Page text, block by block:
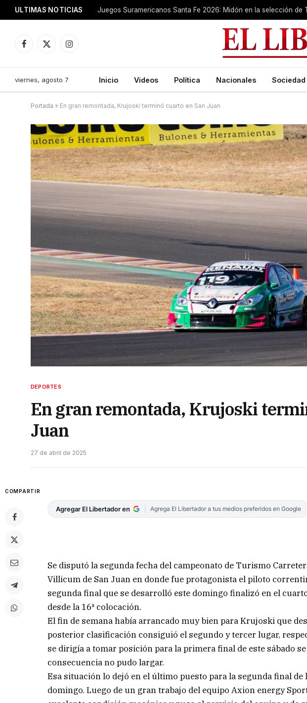
ULTIMAS NOTICIAS Juegos Suramericanos Santa Fe 2026: Midón en la selección de
Facebook
X
Instagram
viernes, agosto 7 Inicio Videos Política Nacionales Sociedad
Portada » En gran remontada, Krujoski terminó cuarto en San Juan
DEPORTES
En gran remontada, Krujoski
Juan
27 de abril de 2025
COMPARTIR
Agregar El Libertador en Agrega El Libertador a tus medios preferidos en Google
Se disputó la segunda fecha del campeonato de Turismo
Villicum de San Juan en donde fue protagonista el piloto
segunda final que se desarrolló este domingo finalizó en el
desde la 16ª colocación.
El fin de semana había arrancado muy bien para Krujoski que
posterior clasificación consiguió el segundo y tercer lugar,
se dirigía a tomar posición para la primera final de este sábado
consecuencia no pudo largar.
Esa situación lo dejó en el último puesto para la segunda final de
domingo. Luego de un gran trabajo del equipo Axion energy